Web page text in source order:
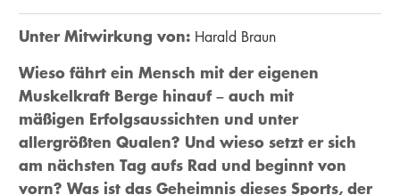
Unter Mitwirkung von: Harald Braun
Wieso fährt ein Mensch mit der eigenen
Muskelkraft Berge hinauf – auch mit
mäßigen Erfolgsaussichten und unter
allergrößten Qualen? Und wieso setzt er sich
am nächsten Tag aufs Rad und beginnt von
vorn? Was ist das Geheimnis dieses Sports, der